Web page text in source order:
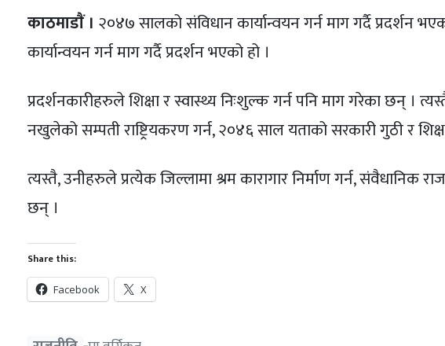
काठमाडाैं । २०४७ सालको संविधान कार्यान्वयन गर्न माग गर्दै प्रदर्शन
कार्यान्वयन गर्न माग गर्दै प्रदर्शन भएको हो ।
प्रदर्शनकारीहरुले शिक्षा र स्वास्थ्य निःशुल्क गर्न पनि माग गरेका छन् ।
नखुलेको सम्पती राष्ट्रियकरण गर्न, २०४६ साल यताको सरकारी गुठी र
त्यस्तै, उनीहरुले प्रत्येक जिल्लामा श्रम कारागार निर्माण गर्न, संवैधानिक
छन् ।
Share this:
Facebook X